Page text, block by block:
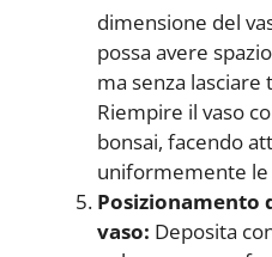
dimensione del
possa avere
ma senza
Riempire il vaso
bonsai, facendo
uniformemente le
Posizionamento
vaso: Deposita